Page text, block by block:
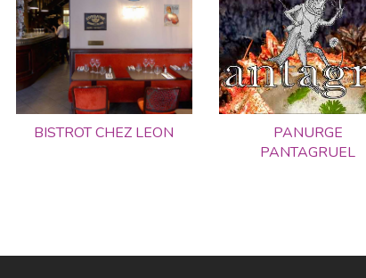
BISTROT CHEZ LEON
PANURGE
PANTAGRUEL